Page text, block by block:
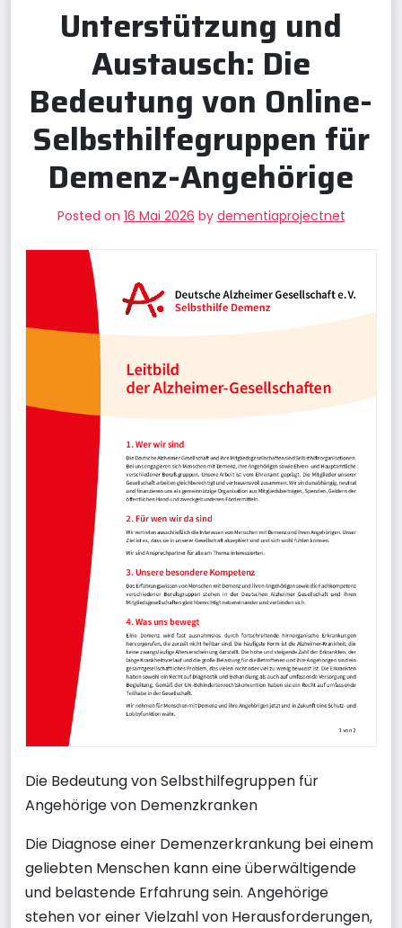
Unterstützung und
Austausch: Die
Bedeutung von Online-
Selbsthilfegruppen für
Demenz-Angehörige
Posted on 16 Mai 2026 by dementiaprojectnet
Die Bedeutung von Selbsthilfegruppen für
Angehörige von Demenzkranken
Die Diagnose einer Demenzerkrankung bei einem
geliebten Menschen kann eine überwältigende
und belastende Erfahrung sein. Angehörige
stehen vor einer Vielzahl von Herausforderungen,